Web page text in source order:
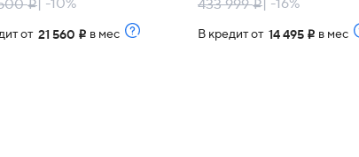
i| -10%
от 21 560 i в мес
433 999i| -16%
В кредит от 14 495 i в мес